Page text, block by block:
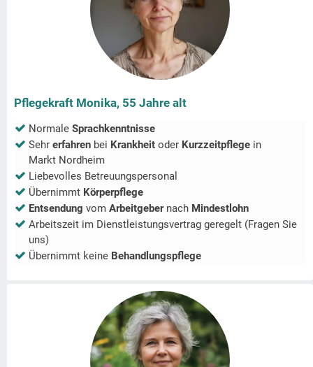
Pflegekraft Monika, 55 Jahre alt
Normale Sprachkenntnisse
Sehr erfahren bei Krankheit oder Kurzzeitpflege in
Markt Nordheim
Liebevolles Betreuungspersonal
Übernimmt Körperpflege
Entsendung vom Arbeitgeber nach Mindestlohn
Arbeitszeit im Dienstleistungsvertrag geregelt (Fragen Sie
uns)
Übernimmt keine Behandlungspflege